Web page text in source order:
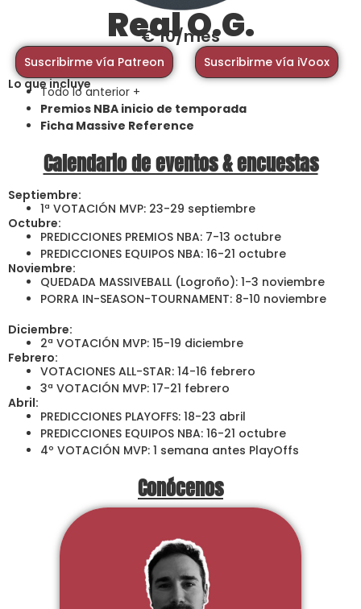
Real O.G.
€ 10/mes
Suscribirme vía Patreon
Suscribirme vía iVoox
Lo que incluye
Todo lo anterior +
Premios NBA inicio de temporada
Ficha Massive Reference
Calendario de eventos & encuestas
Septiembre:
1ª VOTACIÓN MVP: 23-29 septiembre
Octubre:
PREDICCIONES PREMIOS NBA: 7-13 octubre
PREDICCIONES EQUIPOS NBA: 16-21 octubre
Noviembre:
QUEDADA MASSIVEBALL (Logroño): 1-3 noviembre
PORRA IN-SEASON-TOURNAMENT: 8-10 noviembre
Diciembre:
2ª VOTACIÓN MVP: 15-19 diciembre
Febrero:
VOTACIONES ALL-STAR: 14-16 febrero
3ª VOTACIÓN MVP: 17-21 febrero
Abril:
PREDICCIONES PLAYOFFS: 18-23 abril
PREDICCIONES EQUIPOS NBA: 16-21 octubre
4º VOTACIÓN MVP: 1 semana antes PlayOffs
Conócenos